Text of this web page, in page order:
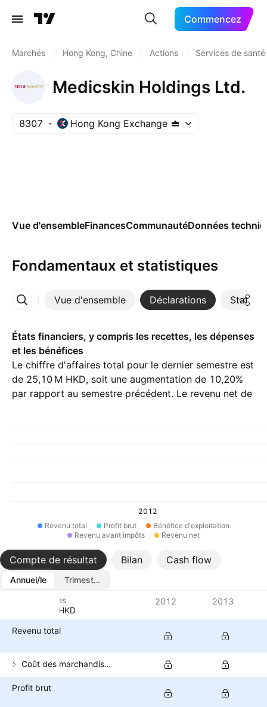
Commencez
Marchés Hong Kong, Chine Actions Services de santé
Medicskin Holdings Ltd.
8307 Hong Kong Exchange
Vue d'ensembleFinancesCommunautéDonnées
Fondamentaux et statistiques
Vue d'ensemble Déclarations
Plus
États financiers, y compris les recettes, les dépenses
et les bénéfices
Le chiffre d'affaires total pour le dernier semestre est
de ‪25,10 M‬ HKD, soit une augmentation de 10,20%
par rapport au semestre précédent. Le revenu net de
2012
Revenu total
Profit brut
Bénéfice d'exploitation
Revenu avant impôts
Revenu net
Compte de résultat Bilan Cash flow
Annuel/le
Trimestriel/le
Métriques
Devise: HKD
2012 2013
Revenu total
Coût des marchandises vendues
Profit brut